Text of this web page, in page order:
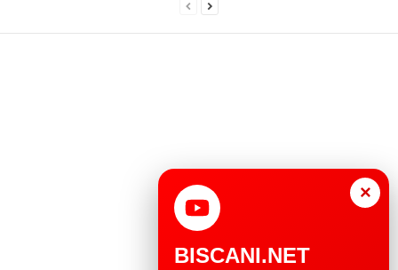
×
BISCANI.NET